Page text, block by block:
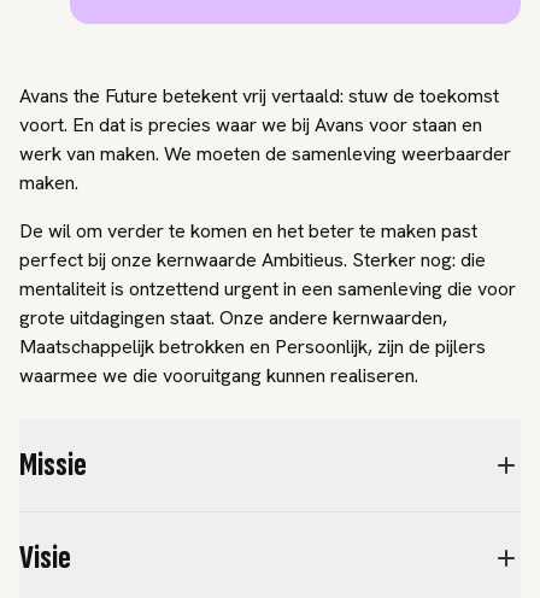
Avans the Future betekent vrij vertaald: stuw de toekomst
voort. En dat is precies waar we bij Avans voor staan en
werk van maken. We moeten de samenleving weerbaarder
maken.
De wil om verder te komen en het beter te maken past
perfect bij onze kernwaarde Ambitieus. Sterker nog: die
mentaliteit is ontzettend urgent in een samenleving die voor
grote uitdagingen staat. Onze andere kernwaarden,
Maatschappelijk betrokken en Persoonlijk, zijn de pijlers
waarmee we die vooruitgang kunnen realiseren.
Missie
Visie